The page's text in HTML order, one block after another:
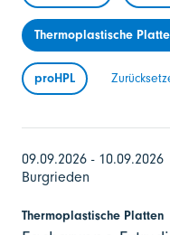
Thermoplastische
proHPL
09.09.2026 - 10.09.2026
Burgrieden
Thermoplastische Platten